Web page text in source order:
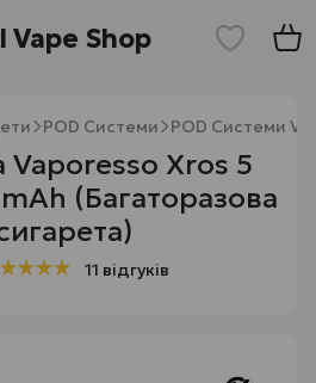
Vape Shop
POD Системи POD Системи
Vaporesso Xros 5
(Багаторазова
11 відгуків